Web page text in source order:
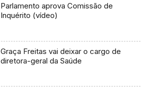
Parlamento aprova Comissão de
Inquérito (vídeo)
Graça Freitas vai deixar o cargo de
diretora-geral da Saúde